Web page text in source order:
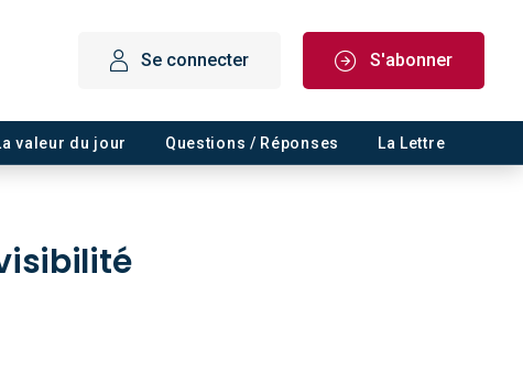
Se connecter S'abonner
valeur du jour Questions / Réponses La Lettre